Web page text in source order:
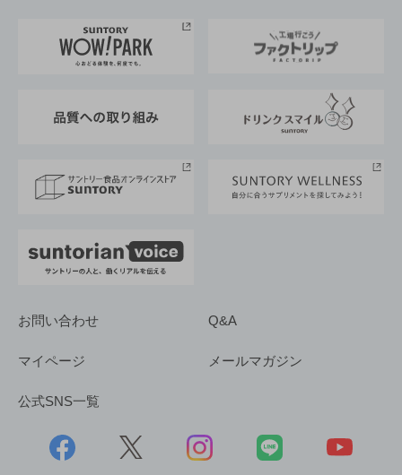
地域情報
サントリーサンバーズ大阪
サントリーが考えるサステナビリティ経営
企業概要
採用情報
お問い合わせ Q&A
マイページ メールマガジン
公式SNS一覧